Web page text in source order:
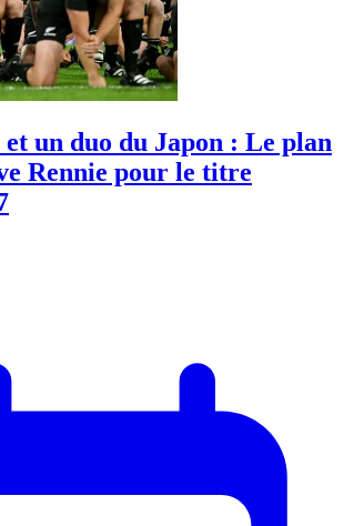
et un duo du Japon : Le plan
Rennie pour le titre